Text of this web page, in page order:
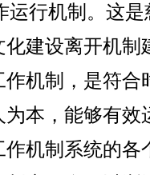
行机制。这是
建设离开机制
机制，是符合
本，能够有
机制系统的各